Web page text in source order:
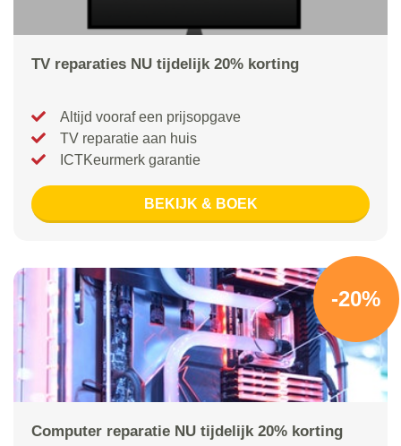
TV reparaties NU tijdelijk 20% korting
Altijd vooraf een prijsopgave
TV reparatie aan huis
ICTKeurmerk garantie
BEKIJK & BOEK
-20%
Computer reparatie NU tijdelijk 20% korting